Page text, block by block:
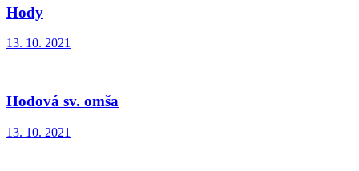
Hody
13. 10. 2021
Hodová sv. omša
13. 10. 2021